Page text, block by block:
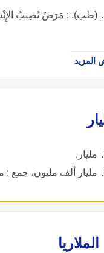
(طب). : مَرَضٌ يُصِيبُ
المزيد
مليار.
مليار ألف مليون، جمع :
الملاريا